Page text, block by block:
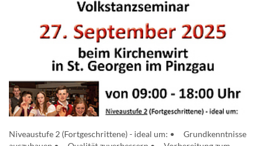
Niveaustufe 2 (Fortgeschrittene) - ideal um: • Grundkenntnisse